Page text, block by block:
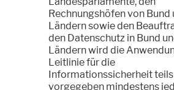
Rechnungshöfen von Bund
Ländern sowie den
den Datenschutz in Bund
Ländern wird die
Leitlinie für die
Informationssicherheit teils
vorgegeben mindestens